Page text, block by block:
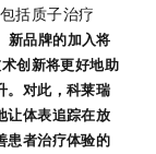
括质子治疗
新品牌的加入将
创新将更好地助
。对此，科莱瑞
让体表追踪在放
患者治疗体验的